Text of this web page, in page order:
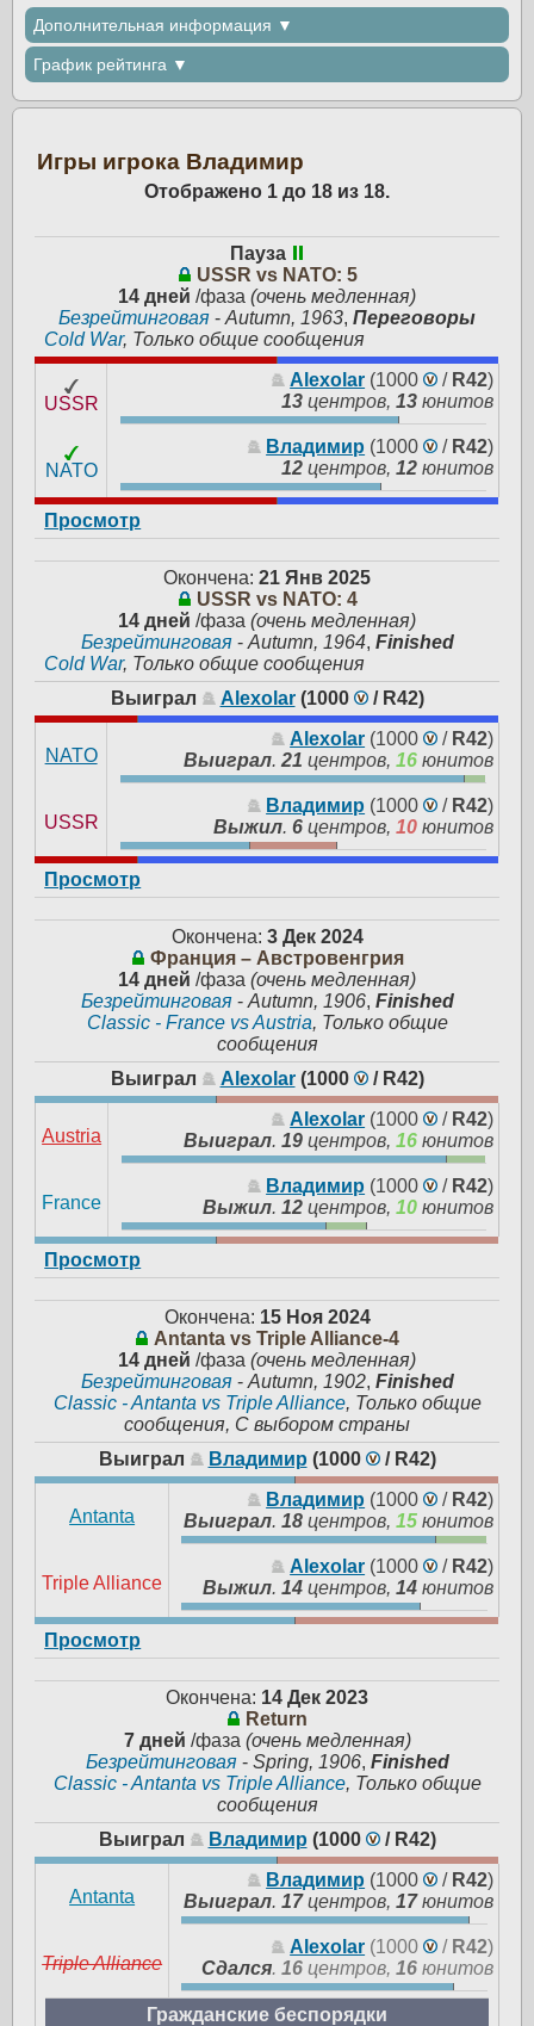
Дополнительная информация ▼
График рейтинга ▼
Игры игрока Владимир
Отображено 1 до 18 из 18.
Пауза
USSR vs NATO: 5
14 дней /фаза (очень медленная)
Безрейтинговая - Autumn, 1963, Переговоры
Cold War, Только общие сообщения
USSR
Alexolar (1000 / R42)
13 центров,13 юнитов
NATO
Владимир (1000 / R42)
12 центров,12 юнитов
Просмотр
Окончена: 21 Янв 2025
USSR vs NATO: 4
14 дней /фаза (очень медленная)
Безрейтинговая- Autumn, 1964, Finished
Cold War, Только общие сообщения
Выиграл
Alexolar (1000 / R42)
NATO
Alexolar (1000 / R42)
Выиграл.21 центров,16 юнитов
USSR
Владимир (1000 / R42)
Выжил.6 центров,10 юнитов
Просмотр
Окончена: 3 Дек 2024
Франция – Австровенгрия
14 дней /фаза (очень медленная)
Безрейтинговая- Autumn, 1906, Finished
Classic - France vs Austria, Только общие
сообщения
Выиграл
Alexolar (1000 / R42)
Austria
Alexolar (1000 / R42)
Выиграл.19 центров,16 юнитов
France
Владимир (1000 / R42)
Выжил.12 центров,10 юнитов
Просмотр
Окончена: 15 Ноя 2024
Antanta vs Triple Alliance-4
14 дней /фаза (очень медленная)
Безрейтинговая- Autumn, 1902, Finished
Classic - Antanta vs Triple Alliance, Только общие
сообщения, С выбором страны
Выиграл
Владимир (1000 / R42)
Antanta
Владимир (1000 / R42)
Выиграл.18 центров,15 юнитов
Triple Alliance
Alexolar (1000 / R42)
Выжил.14 центров,14 юнитов
Просмотр
Окончена: 14 Дек 2023
Return
7 дней /фаза (очень медленная)
Безрейтинговая- Spring, 1906, Finished
Classic - Antanta vs Triple Alliance, Только общие
сообщения
Выиграл
Владимир (1000 / R42)
Antanta
Владимир (1000 / R42)
Выиграл.17центров,17юнитов
Triple Alliance
Alexolar (1000 / R42)
Сдался.16 центров,16 юнитов
Гражданские беспорядки